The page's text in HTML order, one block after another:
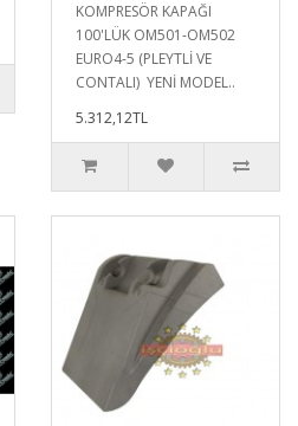
KOMPRESÖR KAPAĞI
100'LÜK OM501-OM502
EURO4-5 (PLEYTLİ VE
CONTALI) YENİ MODEL..
5.312,12TL